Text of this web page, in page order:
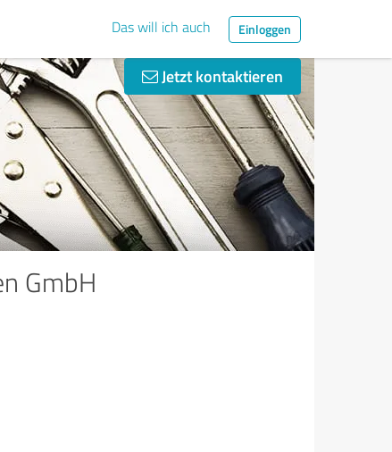
Das will ich auch Einloggen
Jetzt kontaktieren
GmbH